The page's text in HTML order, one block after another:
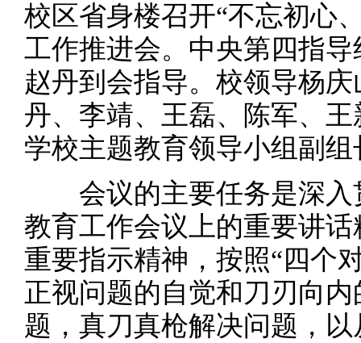
校区省身楼召开“不忘初心
工作推进会。中央第四指
赵丹到会指导。校领导杨
丹、李靖、王磊、陈军、
学校主题教育领导小组副
会议的主要任务是深入
教育工作会议上的重要讲
重要指示精神，按照“四个
正视问题的自觉和刀刃向
题，真刀真枪解决问题，